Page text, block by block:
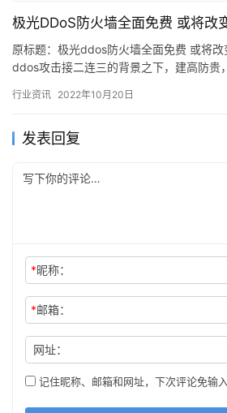
极光DDoS防火墙全面免费 或将改
原标题：极光ddos防火墙全面免费 或将
ddos攻击接二连三的背景之下，建高防贵
行业资讯 2022年10月20日
发表回复
*昵称：
*邮箱：
网址：
记住昵称、邮箱和网址，下次评论免输入